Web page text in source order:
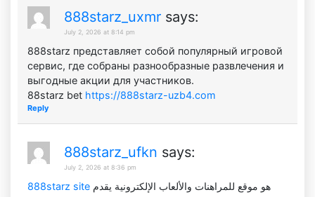
888starz_uxmr says:
July 2, 2026 at 8:14 pm
888starz представляет собой популярный игровой
сервис, где собраны разнообразные развлечения и
выгодные акции для участников.
88starz bet https://888starz-uzb4.com
Reply
888starz_ufkn says:
July 2, 2026 at 8:36 pm
888starz site